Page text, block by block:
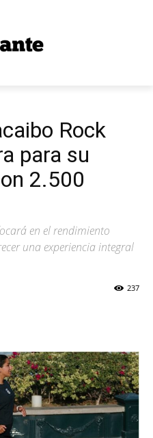
Rock
para su
2.500
en el rendimiento
una experiencia integral
237